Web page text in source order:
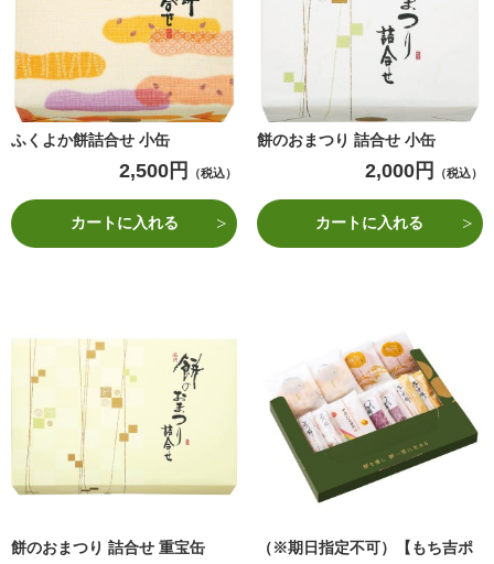
ふくよか餅詰合せ 小缶
2,500円 （税込）
カートに入れる
餅のおまつり 詰合せ 小缶
2,000円 （税込）
カートに入れる
餅のおまつり 詰合せ 重宝缶
（※期日指定不可）【もち吉ポ